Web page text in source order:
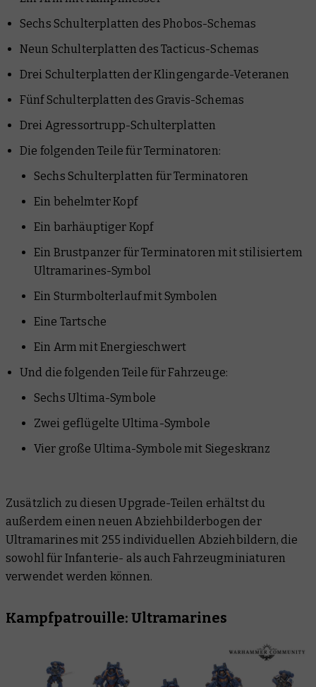
Sechs Schulterplatten des Phobos-Schemas
Neun Schulterplatten des Tacticus-Schemas
Drei Schulterplatten der Klingengarde-Veteranen
Fünf Schulterplatten des Gravis-Schemas
Drei Agressortrupp-Schulterplatten
Die folgenden Teile für Terminatoren:
Sechs Schulterplatten für Terminatoren
Ein behelmter Kopf
Ein barhäuptiger Kopf
Ein Brustpanzer für Terminatoren mit stilisiertem
Ultramarines-Symbol
Ein Sturmbolterlauf mit Symbolen
Eine Tartsche
Ein Arm mit Energieschwert
Und die folgenden Teile für Fahrzeuge:
Sechs Ultima-Symbole
Zwei geflügelte Ultima-Symbole
Vier große Ultima-Symbole mit Siegeskranz
Zusätzlich zu diesen Upgrade-Teilen erhältst du
außerdem einen neuen Abziehbilderbogen der
Ultramarines mit 255 individuellen Abziehbildern, die
sowohl für Infanterie- als auch Fahrzeugminiaturen
verwendet werden können.
Kampfpatrouille: Ultramarines